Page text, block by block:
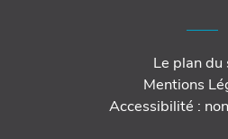
Le plan du
Mentions
Accessibilité :